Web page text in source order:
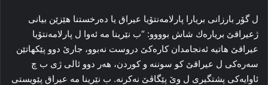
ل گۆر بارزانی بریارا پارلامەنتۆیا عیراق یا دەرخستنا ھێزێن بیانی
ژعیراقێ بریارەك شاش بوووو: “ب نێرینا مه‌ ئه‌وا ل پارلامەنتۆیا
عیراقێ هاتیه‌ ئه‌نجامدان کاره‌کێ دروست نه‌بوو، جارێ دوو پێکهاتێن
سه‌ره‌کی ل عیراقێ کو سوننه‌ و کوردن، هه‌ر دوو ئالی ژی ب چ
ئاوایه‌کی پشتگیری ل وێ پێگاڤێ نه‌کرنه‌. ب نێرینا مه‌ عیراق پێویستی